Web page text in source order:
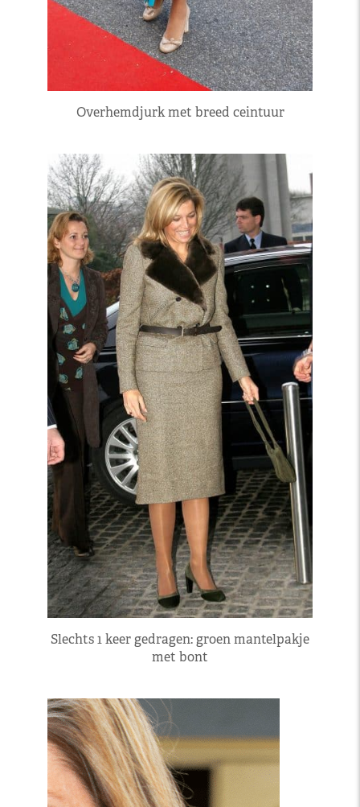
Overhemdjurk met breed ceintuur
Slechts 1 keer gedragen: groen mantelpakje
met bont